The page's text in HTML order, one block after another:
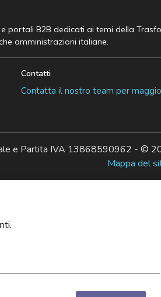
B2B dedicati ai temi della
amministrazioni italiane.
Contatti
Contatta il nostro team per
e Partita IVA 13868590962 - ©
Mappa del